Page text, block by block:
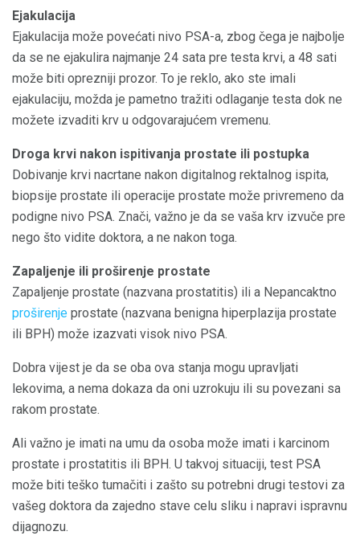
Ejakulacija
Ejakulacija može povećati nivo PSA-a, zbog čega je najbolje
da se ne ejakulira najmanje 24 sata pre testa krvi, a 48 sati
može biti oprezniji prozor. To je reklo, ako ste imali
ejakulaciju, možda je pametno tražiti odlaganje testa dok ne
možete izvaditi krv u odgovarajućem vremenu.
Droga krvi nakon ispitivanja prostate ili postupka
Dobivanje krvi nacrtane nakon digitalnog rektalnog ispita,
biopsije prostate ili operacije prostate može privremeno da
podigne nivo PSA. Znači, važno je da se vaša krv izvuče pre
nego što vidite doktora, a ne nakon toga.
Zapaljenje ili proširenje prostate
Zapaljenje prostate (nazvana prostatitis) ili a Nepancaktno
proširenje prostate (nazvana benigna hiperplazija prostate
ili BPH) može izazvati visok nivo PSA.
Dobra vijest je da se oba ova stanja mogu upravljati
lekovima, a nema dokaza da oni uzrokuju ili su povezani sa
rakom prostate.
Ali važno je imati na umu da osoba može imati i karcinom
prostate i prostatitis ili BPH. U takvoj situaciji, test PSA
može biti teško tumačiti i zašto su potrebni drugi testovi za
vašeg doktora da zajedno stave celu sliku i napravi ispravnu
dijagnozu.